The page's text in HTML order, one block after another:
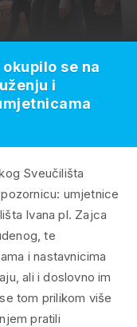
Sveučilišta
umjetnice
Ivana pl. Zajca
te
i nastavnicima
ali i doslovno im
tom prilikom više
pratili
se na
i